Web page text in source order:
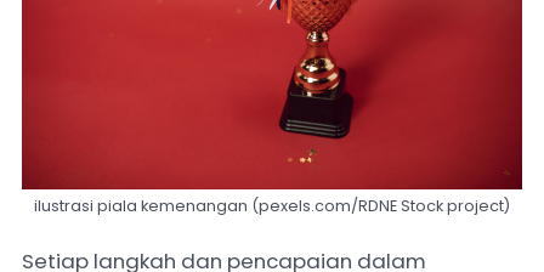
ilustrasi piala kemenangan (pexels.com/RDNE Stock project)
Setiap langkah dan pencapaian dalam